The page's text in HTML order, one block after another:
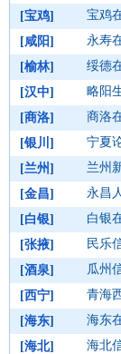
[宝鸡] 宝鸡
[咸阳] 永寿
[榆林] 绥德
[汉中] 略阳
[商洛] 商洛
[银川 ] 宁夏
[兰州] 兰州
[金昌] 永昌
[白银] 白银
[张掖] 民乐
[酒泉] 瓜州
[西宁] 青海
[海东] 海东
[海北] 海北